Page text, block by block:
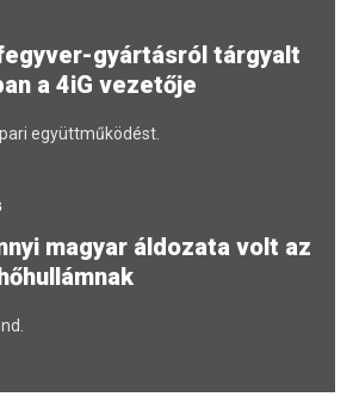
gyártásról tárgyalt
a 4iG vezetője
együttműködést.
magyar áldozata volt az